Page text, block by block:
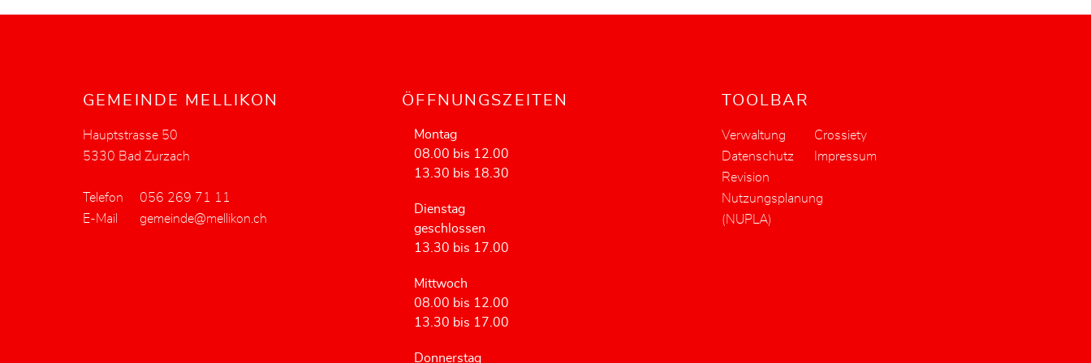
Fusszeile
GEMEINDE MELLIKON
Hauptstrasse 50
5330 Bad Zurzach
Telefon
056 269 71 11
E-Mail
gemeinde@mellikon.ch
ÖFFNUNGSZEITEN
Montag
08.00 bis 12.00
13.30 bis 18.30
Dienstag
geschlossen
13.30 bis 17.00
Mittwoch
08.00 bis 12.00
13.30 bis 17.00
Donnerstag
TOOLBAR
Verwaltung
Crossiety
Datenschutz
Impressum
Revision
Nutzungsplanung
(NUPLA)